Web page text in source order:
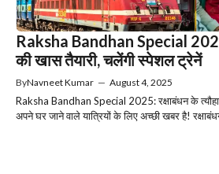
Raksha Bandhan Special
की खास तैयारी, चलेंगी स्पेशल ट्रेनें
ByNavneet Kumar — August 4, 2025
Raksha Bandhan Special 2025: रक्षाबंधन के
अपने घर जाने वाले यात्रियों के लिए अच्छी खबर है!